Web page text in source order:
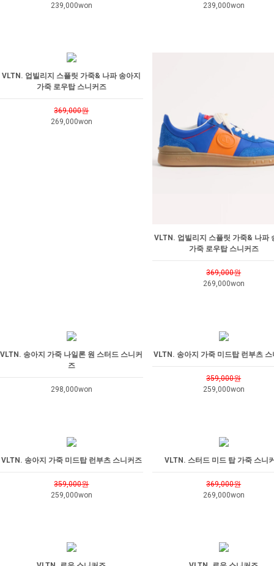
239,000won
239,000won
VLTN. 업빌리지 스플릿 가죽& 나파 송아지
가죽 로우탑 스니커즈
369,000원
269,000won
VLTN. 업빌리지 스플릿 가죽& 나파
가죽 로우탑 스니커즈
369,000원
269,000won
VLTN. 송아지 가죽 나일론 원 스터드 스니커
즈
298,000won
VLTN. 송아지 가죽 미드탑 런부츠 스
359,000원
259,000won
VLTN. 송아지 가죽 미드탑 런부츠 스니커즈
359,000원
259,000won
VLTN. 스터드 미드 탑 가죽 스니
369,000원
269,000won